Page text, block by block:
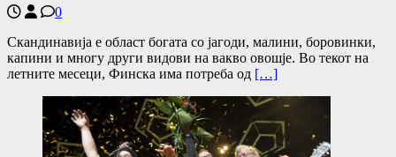
0
Скандинавија е област богата со јагоди, малини, боровинки,
капини и многу други видови на вакво овошје. Во текот на
летните месеци, Финска има потреба од […]